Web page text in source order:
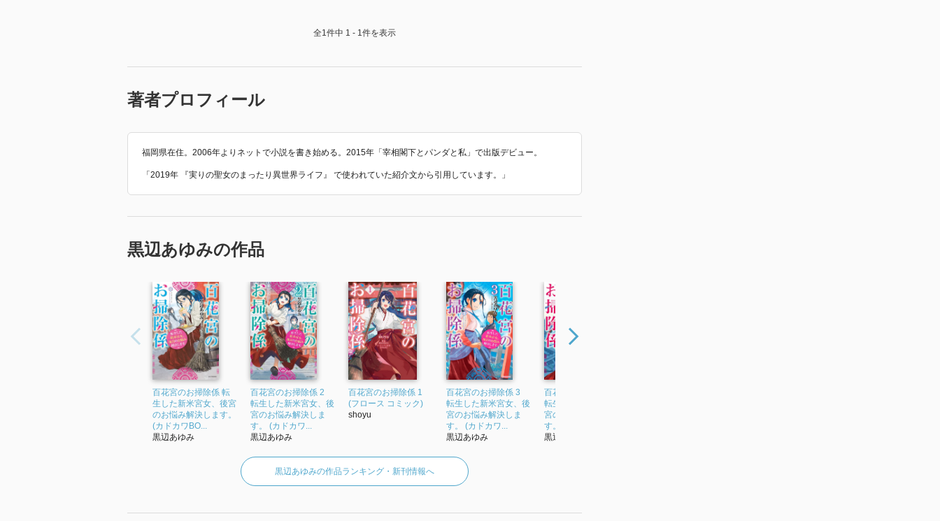
最初に主人公が、表で笑っている人が…の発言だと
２巻を出す予定、とかで放置しているのか。
話は読みやすかったですが、中途半端な気も。
全1件中 1 - 1件を表示
著者プロフィール
福岡県在住。2006年よりネットで小説を書き始める。2015年「宰相閣下とパンダと私」で出版デビュー。
「2019年 『実りの聖女のまったり異世界ライフ』 で使われていた紹介文から引用しています。」
黒辺あゆみの作品
百花宮のお掃除係 転
生した新米宮女、後宮
のお悩み解決します。
(カドカワBO...
黒辺あゆみ
百花宮のお掃除係 2
転生した新米宮女、後
宮のお悩み解決しま
す。 (カドカワ...
黒辺あゆみ
百花宮のお掃除係 1
(フロース コミック)
shoyu
百花宮のお掃除係 3
転生した新米宮女、後
宮のお悩み解決しま
す。 (カドカワ...
黒辺あゆみ
百花宮のお掃除係 4
転生した新米宮女、後
宮のお悩み解決しま
す。 (カドカワ...
黒辺あゆみ
黒辺あゆみの作品ランキング・新刊情報へ